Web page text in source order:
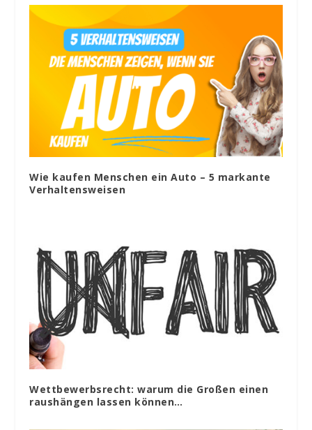
Wie kaufen Menschen ein Auto – 5 markante
Verhaltensweisen
Wettbewerbsrecht: warum die Großen einen
raushängen lassen können…